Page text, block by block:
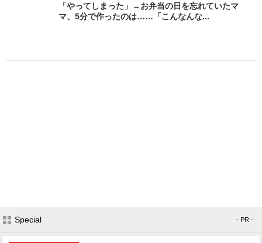
「やってしまった」→お弁当の日を忘れていたマ
マ、5分で作ったのは……「こんなんな...
Special - PR -